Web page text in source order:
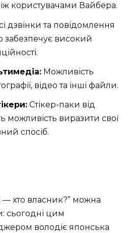
користувачами Вайбера.
дзвінки та повідомлення
забезпечує високий
Можливість
відео та інші файли.
Стікер-паки від
можливість виразити свої
спосіб.
хто власник?” можна
сьогодні цим
володіє японська